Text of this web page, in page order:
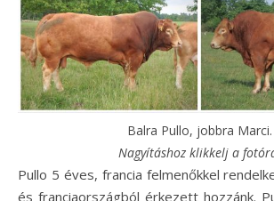
Balra Pullo, jobbra Marci.
Nagyításhoz klikkelj a
Pullo 5 éves, francia felmenőkkel
és franciaországból érkezett hozzánk.